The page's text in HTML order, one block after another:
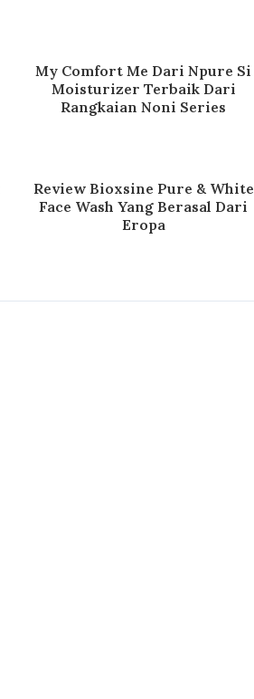
My Comfort Me Dari Npure Si
Moisturizer Terbaik Dari
Rangkaian Noni Series
Review Bioxsine Pure & White
Face Wash Yang Berasal Dari
Eropa